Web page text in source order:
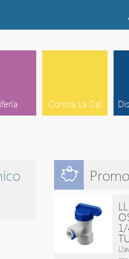
Contra La Cal